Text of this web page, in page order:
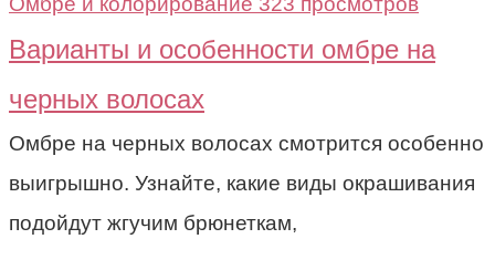
Варианты и особенности омбре на
черных волосах
Омбре на черных волосах смотрится особенно
выигрышно. Узнайте, какие виды окрашивания
подойдут жгучим брюнеткам,